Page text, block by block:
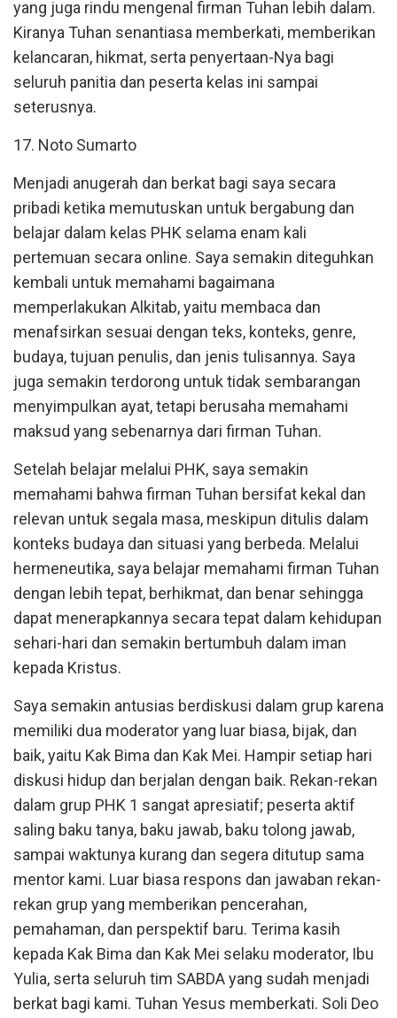
yang juga rindu mengenal firman Tuhan lebih dalam.
Kiranya Tuhan senantiasa memberkati, memberikan
kelancaran, hikmat, serta penyertaan-Nya bagi
seluruh panitia dan peserta kelas ini sampai
seterusnya.
17. Noto Sumarto
Menjadi anugerah dan berkat bagi saya secara
pribadi ketika memutuskan untuk bergabung dan
belajar dalam kelas PHK selama enam kali
pertemuan secara online. Saya semakin diteguhkan
kembali untuk memahami bagaimana
memperlakukan Alkitab, yaitu membaca dan
menafsirkan sesuai dengan teks, konteks, genre,
budaya, tujuan penulis, dan jenis tulisannya. Saya
juga semakin terdorong untuk tidak sembarangan
menyimpulkan ayat, tetapi berusaha memahami
maksud yang sebenarnya dari firman Tuhan.
Setelah belajar melalui PHK, saya semakin
memahami bahwa firman Tuhan bersifat kekal dan
relevan untuk segala masa, meskipun ditulis dalam
konteks budaya dan situasi yang berbeda. Melalui
hermeneutika, saya belajar memahami firman Tuhan
dengan lebih tepat, berhikmat, dan benar sehingga
dapat menerapkannya secara tepat dalam kehidupan
sehari-hari dan semakin bertumbuh dalam iman
kepada Kristus.
Saya semakin antusias berdiskusi dalam grup karena
memiliki dua moderator yang luar biasa, bijak, dan
baik, yaitu Kak Bima dan Kak Mei. Hampir setiap hari
diskusi hidup dan berjalan dengan baik. Rekan-rekan
dalam grup PHK 1 sangat apresiatif; peserta aktif
saling baku tanya, baku jawab, baku tolong jawab,
sampai waktunya kurang dan segera ditutup sama
mentor kami. Luar biasa respons dan jawaban rekan-
rekan grup yang memberikan pencerahan,
pemahaman, dan perspektif baru. Terima kasih
kepada Kak Bima dan Kak Mei selaku moderator, Ibu
Yulia, serta seluruh tim SABDA yang sudah menjadi
berkat bagi kami. Tuhan Yesus memberkati. Soli Deo